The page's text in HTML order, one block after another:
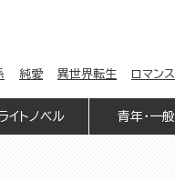
純愛 異世界転生 ロマンス
イトノベル 青年・一般